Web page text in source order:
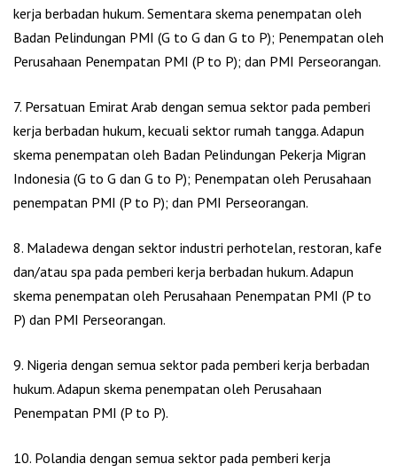
kerja berbadan hukum. Sementara skema penempatan oleh
Badan Pelindungan PMI (G to G dan G to P); Penempatan oleh
Perusahaan Penempatan PMI (P to P); dan PMI Perseorangan.
7. Persatuan Emirat Arab dengan semua sektor pada pemberi
kerja berbadan hukum, kecuali sektor rumah tangga. Adapun
skema penempatan oleh Badan Pelindungan Pekerja Migran
Indonesia (G to G dan G to P); Penempatan oleh Perusahaan
penempatan PMI (P to P); dan PMI Perseorangan.
8. Maladewa dengan sektor industri perhotelan, restoran, kafe
dan/atau spa pada pemberi kerja berbadan hukum. Adapun
skema penempatan oleh Perusahaan Penempatan PMI (P to
P) dan PMI Perseorangan.
9. Nigeria dengan semua sektor pada pemberi kerja berbadan
hukum. Adapun skema penempatan oleh Perusahaan
Penempatan PMI (P to P).
10. Polandia dengan semua sektor pada pemberi kerja